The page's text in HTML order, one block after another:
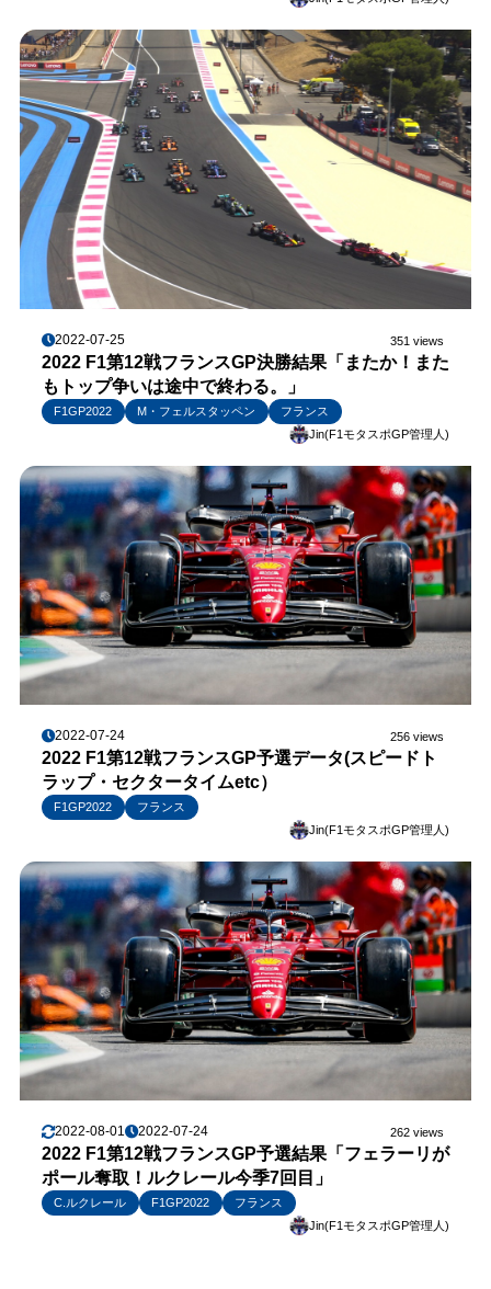
2022-07-25 351 views
2022 F1第12戦フランスGP決勝結果「またか！また
もトップ争いは途中で終わる。」
F1GP2022 M・フェルスタッペン
フランス
Jin(F1モタスポGP管理人)
2022-07-24 256 views
2022 F1第12戦フランスGP予選データ(スピードト
ラップ・セクタータイムetc）
F1GP2022
フランス
Jin(F1モタスポGP管理人)
2022-08-01 2022-07-24 262 views
2022 F1第12戦フランスGP予選結果「フェラーリが
ポール奪取！ルクレール今季7回目」
C.ルクレール F1GP2022
フランス
Jin(F1モタスポGP管理人)